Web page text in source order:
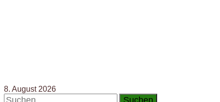
8. August 2026
Suchen